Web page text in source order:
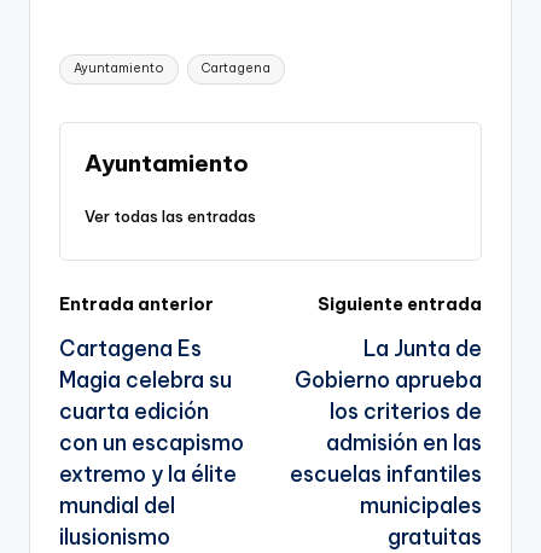
p
y
Li
n
k
c
e
b
o
o
ai
l
e
gr
a A
e
a
te
Etiquetas:
Ayuntamiento Cartagena
Ayuntamiento
Ver todas las entradas
Navegación
de
entradas
Entrada anterior
Cartagena Es
Magia celebra su
cuarta edición
con un escapismo
extremo y la élite
mundial del
ilusionismo
Siguiente entrada
La Junta de
Gobierno aprueba
los criterios de
admisión en las
escuelas infantiles
municipales
gratuitas